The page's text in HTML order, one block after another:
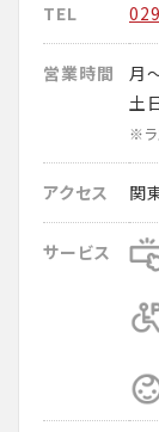
TEL
営業時間
月
土
※ラ
アクセス 関
サービス